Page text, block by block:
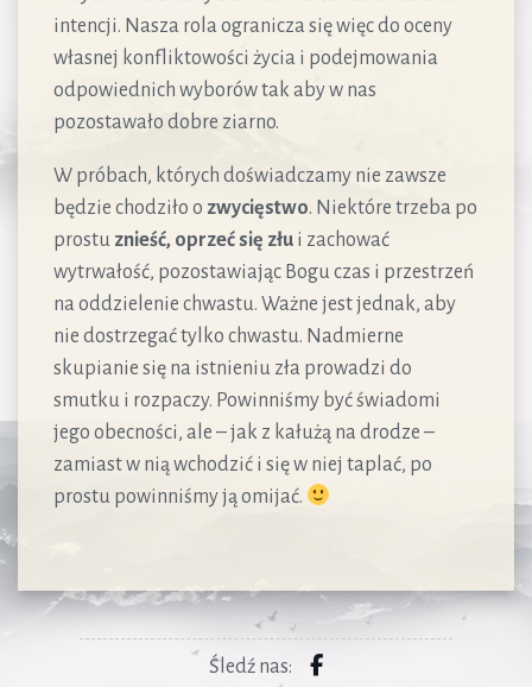
intencji. Nasza rola ogranicza się więc do oceny
własnej konfliktowości życia i podejmowania
odpowiednich wyborów tak aby w nas
pozostawało dobre ziarno.
W próbach, których doświadczamy nie zawsze
będzie chodziło o zwycięstwo. Niektóre trzeba po
prostu znieść, oprzeć się złu i zachować
wytrwałość, pozostawiając Bogu czas i przestrzeń
na oddzielenie chwastu. Ważne jest jednak, aby
nie dostrzegać tylko chwastu. Nadmierne
skupianie się na istnieniu zła prowadzi do
smutku i rozpaczy. Powinniśmy być świadomi
jego obecności, ale – jak z kałużą na drodze –
zamiast w nią wchodzić i się w niej taplać, po
prostu powinniśmy ją omijać.
Śledź nas: